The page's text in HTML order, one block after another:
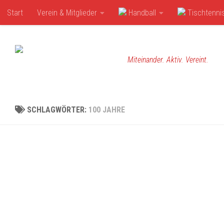
Zum Inhalt springen
Start Verein & Mitglieder Handball
Miteinander. Aktiv. Vereint.
SCHLAGWÖRTER: 100 JAHRE